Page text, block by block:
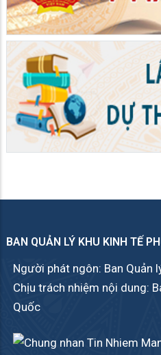
BAN QUẢN LÝ KHU KINH TẾ
Người phát ngôn: Ban Quản
Chịu trách nhiệm nội dung:
Quốc